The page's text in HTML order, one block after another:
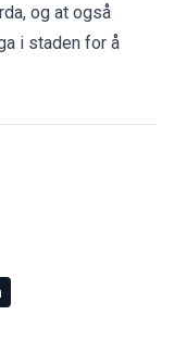
og at også
i staden for å